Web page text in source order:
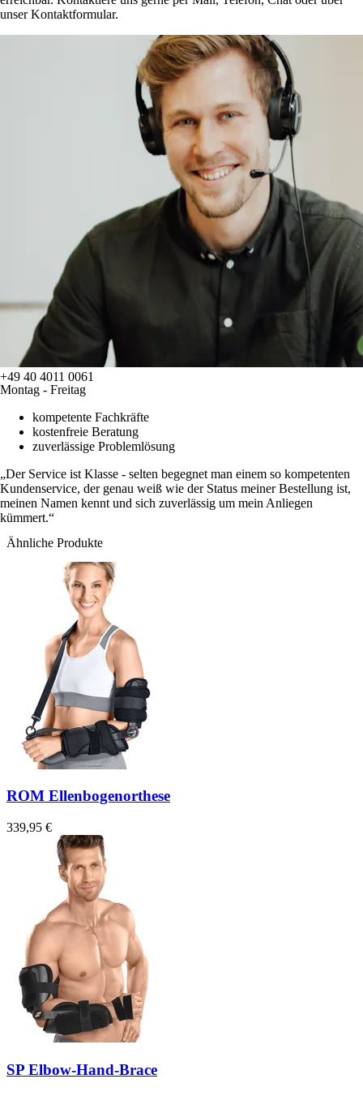
unser Kontaktformular.
+49 40 4011 0061
Montag - Freitag
kompetente Fachkräfte
kostenfreie Beratung
zuverlässige Problemlösung
Der Service ist Klasse - selten begegnet man einem so kompetenten
Kundenservice, der genau weiß wie der Status meiner Bestellung ist,
meinen Namen kennt und sich zuverlässig um mein Anliegen
kümmert.
Ähnliche Produkte
ROM Ellenbogenorthese
339,95 €
SP Elbow-Hand-Brace